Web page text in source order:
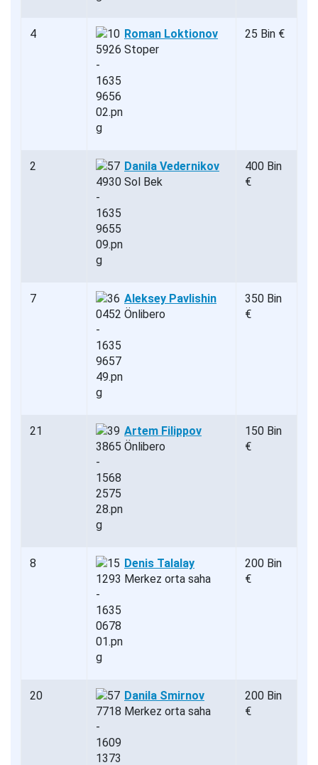
4
Roman Loktionov
Stoper
25 Bin €
2
Danila Vedernikov
Sol Bek
400 Bin
€
7
Aleksey Pavlishin
Önlibero
350 Bin
€
21
Artem Filippov
Önlibero
150 Bin
€
8
Denis Talalay
Merkez orta saha
200 Bin
€
20
Danila Smirnov
Merkez orta saha
200 Bin
€